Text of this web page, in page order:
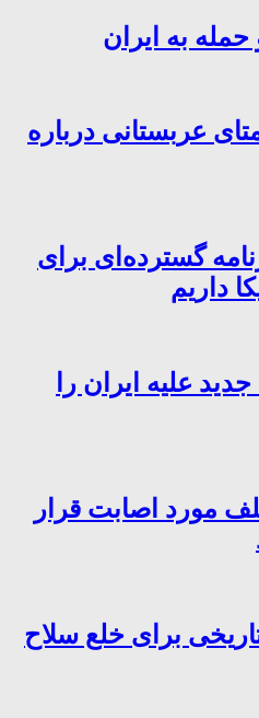
به ایران
عربستانی درباره
گسترده‌ای برای
داریم
علیه ایران را
مورد اصابت قرار
برای خلع سلاح